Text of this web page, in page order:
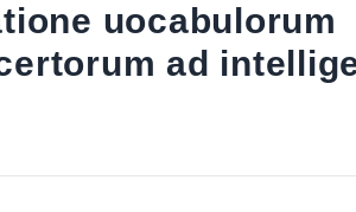
uocabulorum
ad